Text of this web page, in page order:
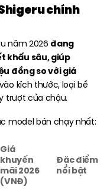
chính
năm 2026 đang
khấu sâu, giúp
đồng so với giá
kích thước, loại bề
trượt của chậu.
model bán chạy nhất:
Giá
khuyến
mãi 2026
(VNĐ)
Đặc điểm
nổi bật